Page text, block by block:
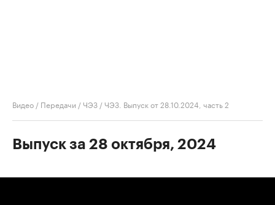
Видео / Передачи /ЧЭЗ /ЧЭЗ. Выпуск от 28.10.2024, часть 2
Выпуск за 28 октября, 2024